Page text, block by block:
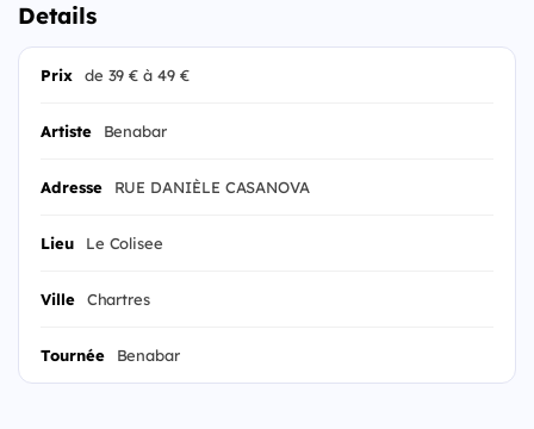
Details
Prix de 39 € à 49 €
Artiste Benabar
Adresse RUE DANIÈLE CASANOVA
Lieu Le Colisee
Ville Chartres
Tournée Benabar